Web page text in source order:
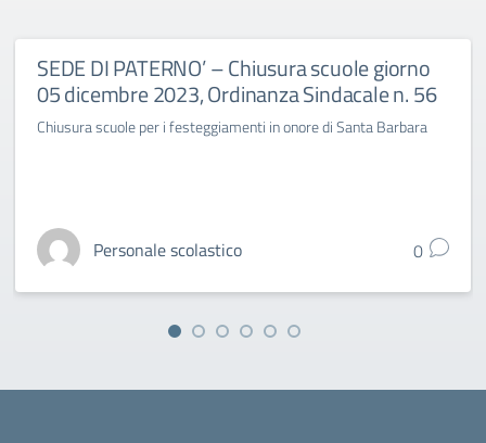
SEDE DI PATERNO’ – Chiusura scuole giorno
05 dicembre 2023, Ordinanza Sindacale n. 56
Chiusura scuole per i festeggiamenti in onore di Santa Barbara
Personale scolastico 0